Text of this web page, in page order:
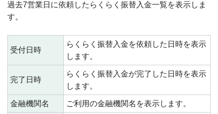
過去7営業日に依頼したらくらく振替入金一覧を表示しま
す。
受付日時
らくらく振替入金を依頼した日時を表示
します。
完了日時
らくらく振替入金が完了した日時を表示
します。
金融機関名 ご利用の金融機関名を表示します。